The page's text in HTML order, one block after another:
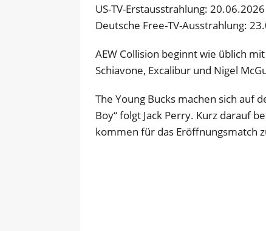
US-TV-Erstausstrahlung: 20.06.2026
Deutsche Free-TV-Ausstrahlung:
AEW Collision beginnt wie üblich
Schiavone, Excalibur und Nigel
The Young Bucks machen sich auf
Boy“ folgt Jack Perry. Kurz darauf
kommen für das Eröffnungsmatch